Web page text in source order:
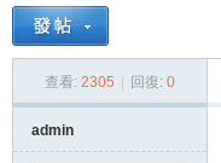
› ›
查看: 2305 回復: 0
admin